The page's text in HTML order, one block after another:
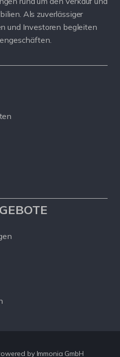
Als zuverlässiger
und Investoren begleiten
by Immonia GmbH